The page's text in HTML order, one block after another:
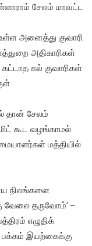
சேலம் மாவட்ட
அனைத்து குவாரி
அதிகாரிகள்
கல் குவாரிகள்
தான் சேலம்
கூட வழங்காமல்
மத்தியில்
நிலங்களை
வேலை தருவோம்’ –
எழுதிக்
பக்கம் இயற்கைக்கு